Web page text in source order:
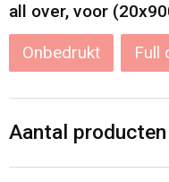
all over, voor
Onbedrukt Full
Aantal producten